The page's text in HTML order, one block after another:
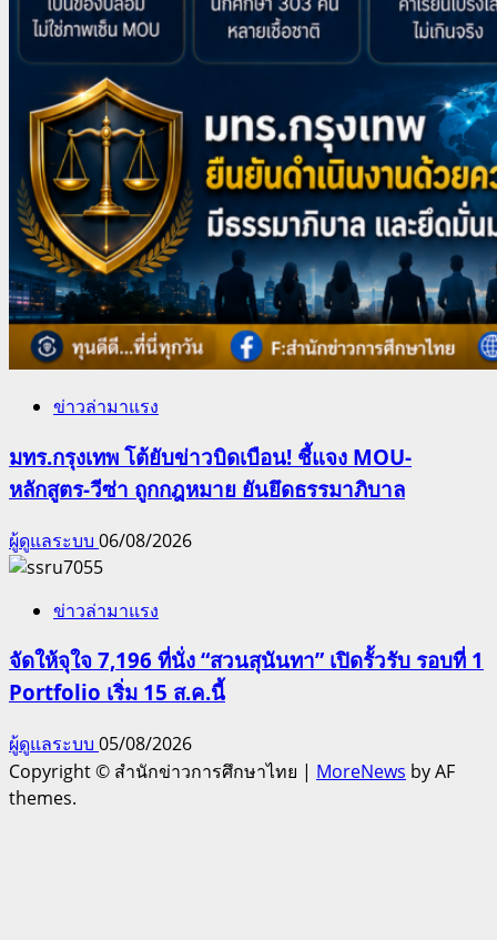
ข่าวล่ามาแรง
มทร.กรุงเทพ โต้ยับข่าวบิดเบือน! ชี้แจง MOU-
หลักสูตร-วีซ่า ถูกกฎหมาย ยันยึดธรรมาภิบาล
ผู้ดูแลระบบ 06/08/2026
ข่าวล่ามาแรง
จัดให้จุใจ 7,196 ที่นั่ง “สวนสุนันทา” เปิดรั้วรับ รอบที่ 1
Portfolio เริ่ม 15 ส.ค.นี้
ผู้ดูแลระบบ 05/08/2026
Copyright © สำนักข่าวการศึกษาไทย | MoreNews by AF
themes.